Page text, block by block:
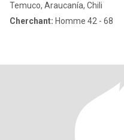
Temuco, Araucanía, Chili
Cherchant: Homme 42 - 68